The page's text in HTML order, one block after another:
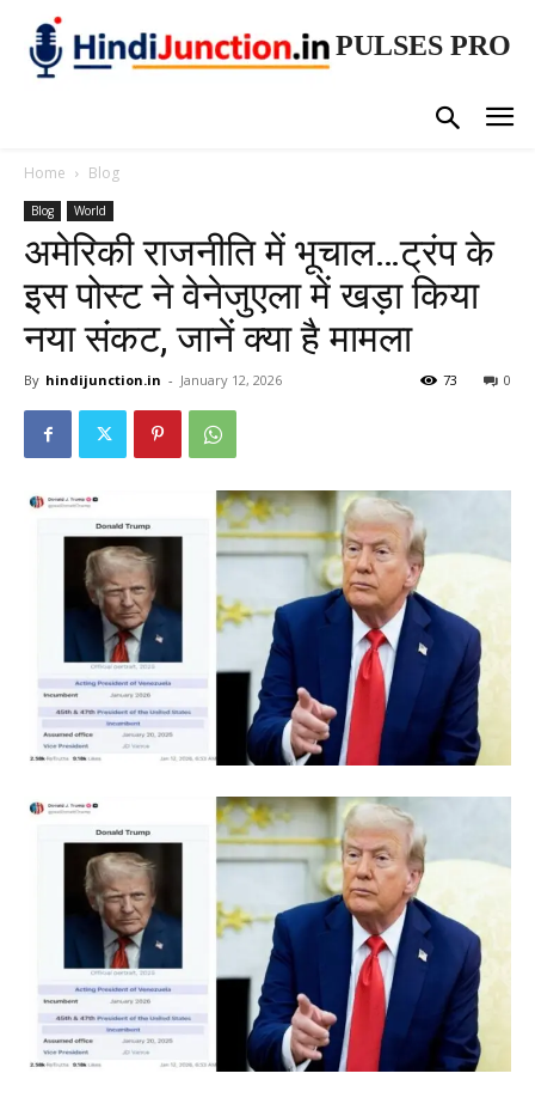
PULSES PRO
Home Blog
Blog World
अमेरिकी राजनीति में भूचाल…ट्रंप के
इस पोस्ट ने वेनेजुएला में खड़ा किया
नया संकट, जानें क्या है मामला
By hindijunction.in - January 12, 2026 0
73